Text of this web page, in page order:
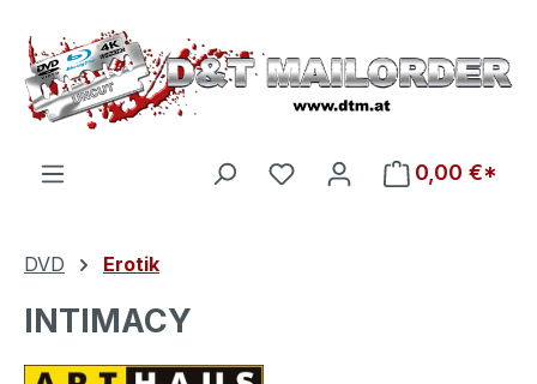
Zum Hauptinhalt springen
Du hast 0 Produkte auf
0,00 €*
DVD Erotik
INTIMACY